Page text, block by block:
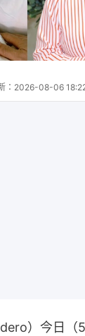
： 2026-08-06
）今日（